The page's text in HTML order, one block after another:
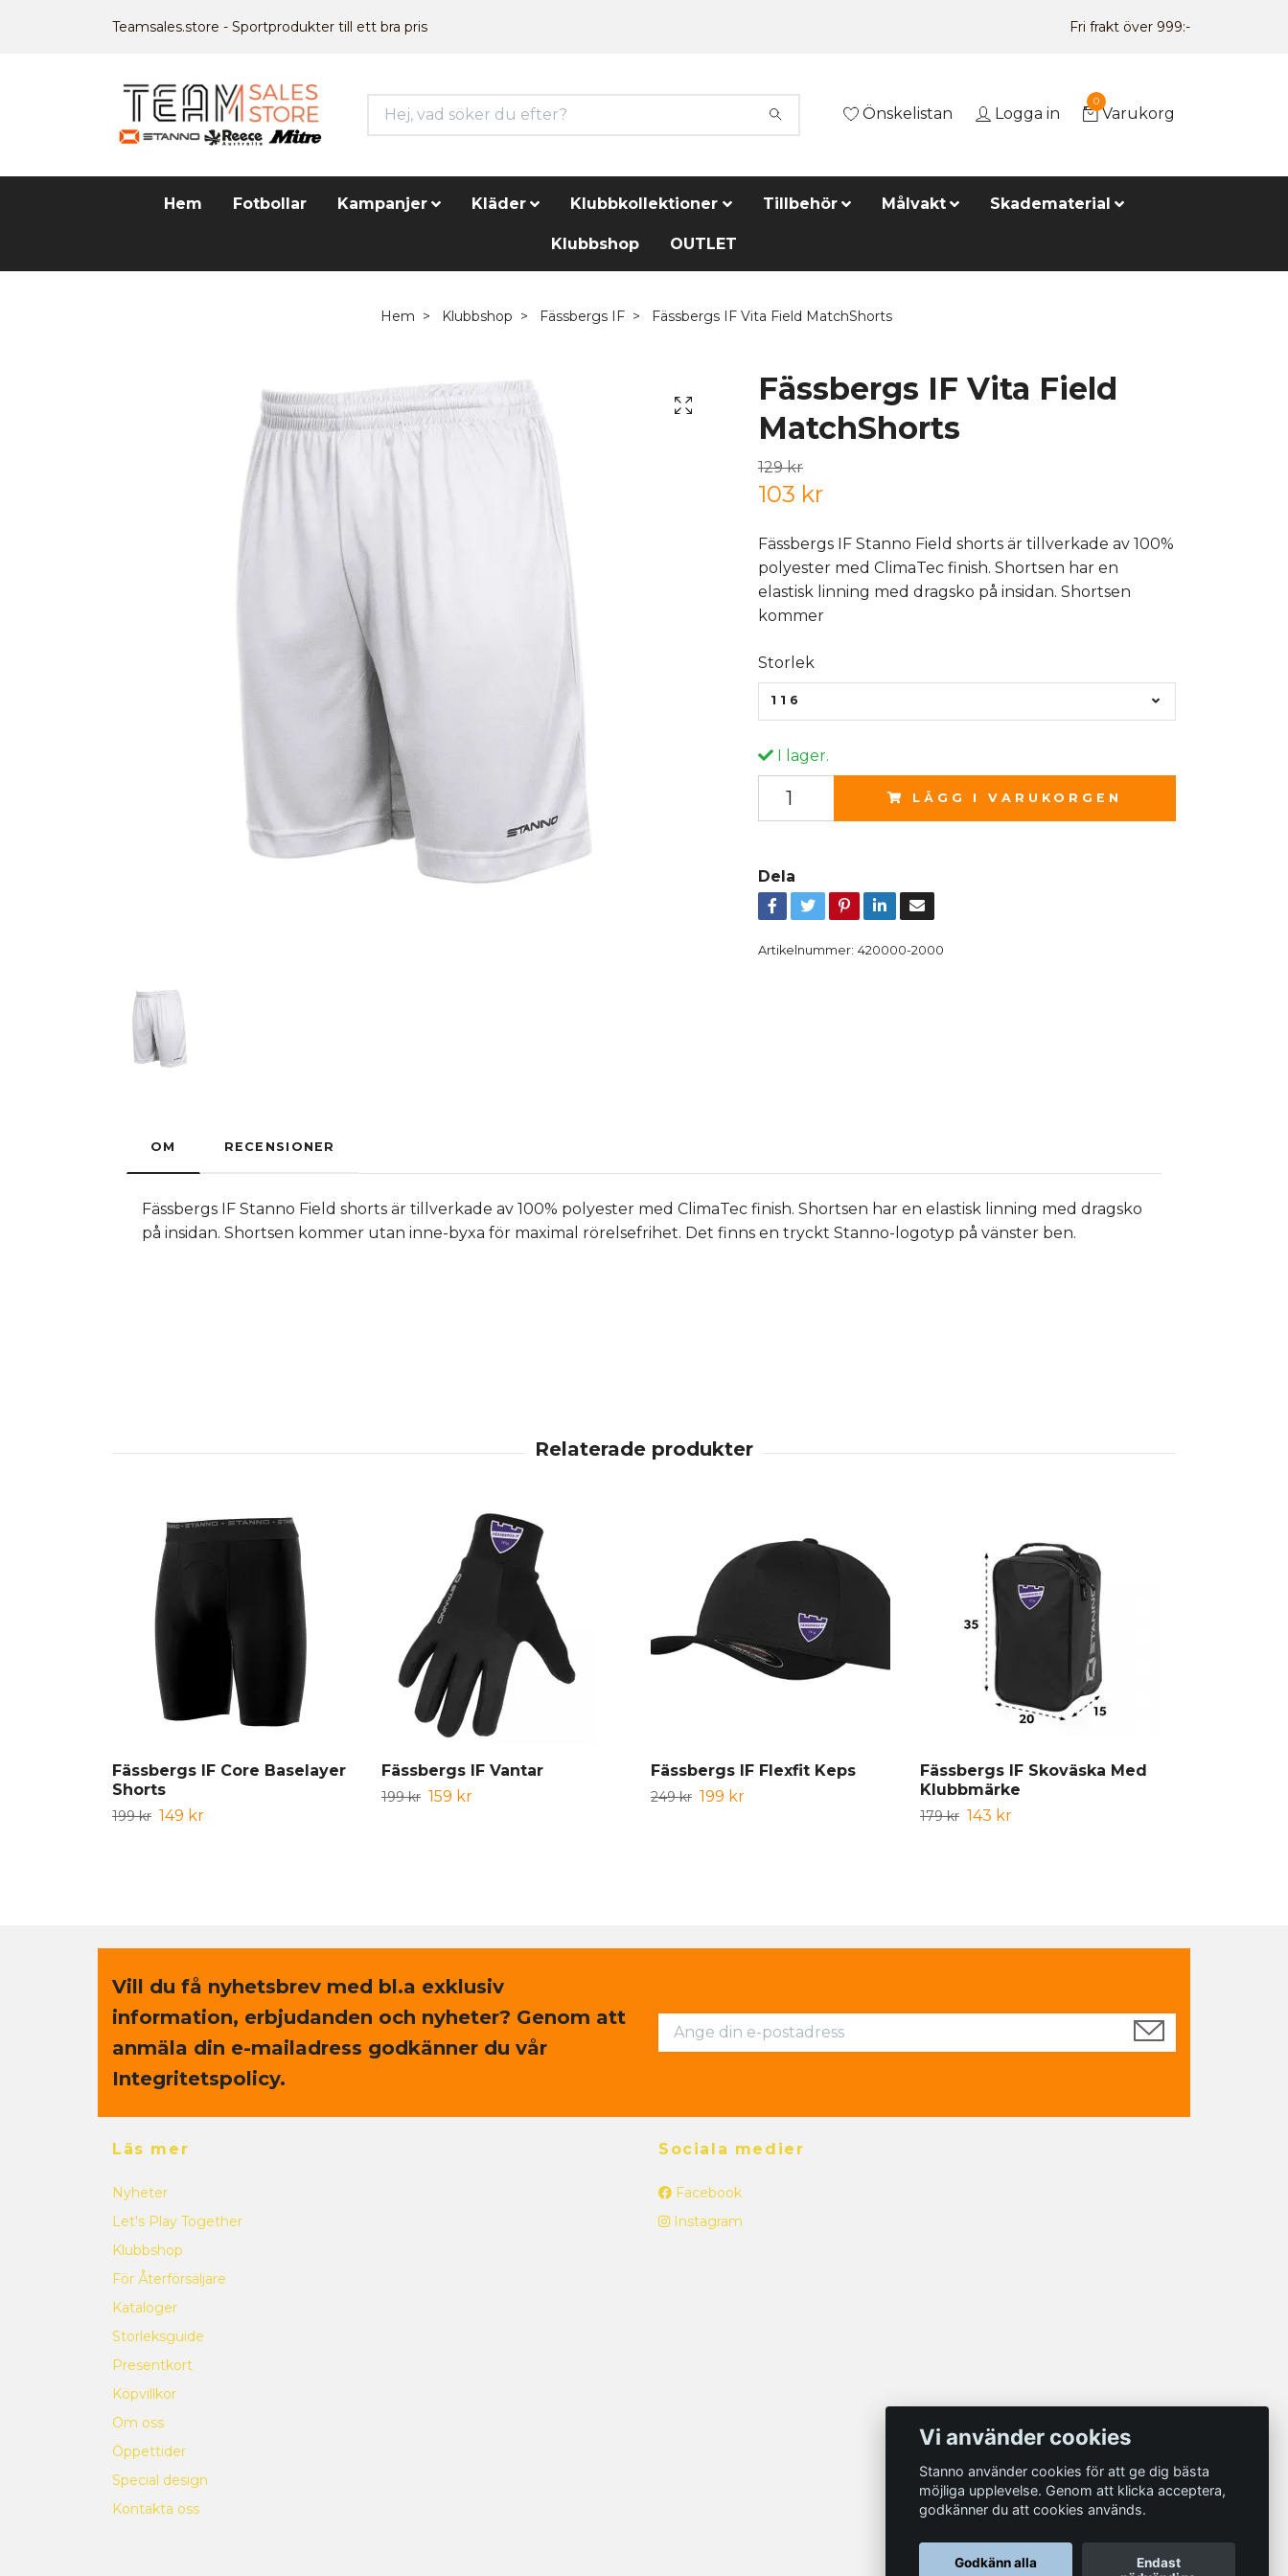
Teamsales.store - Sportprodukter till ett bra pris Fri frakt över 999:-
Önskelistan Logga in
0
Varukorg
Hem Fotbollar Kampanjer Kläder Klubbkollektioner Tillbehör Målvakt Skadematerial
Klubbshop OUTLET
Hem Klubbshop Fässbergs IF Fässbergs IF Vita Field MatchShorts
Fässbergs IF Vita Field
MatchShorts
129 kr
103 kr
Fässbergs IF Stanno Field shorts är tillverkade av 100%
polyester med ClimaTec finish. Shortsen har en
elastisk linning med dragsko på insidan. Shortsen
kommer
Storlek
116
I lager.
LÄGG I VARUKORGEN
Dela
Artikelnummer: 420000-2000
OM RECENSIONER
Fässbergs IF Stanno Field shorts är tillverkade av 100% polyester med ClimaTec finish. Shortsen har en elastisk linning med dragsko
på insidan. Shortsen kommer utan inne-byxa för maximal rörelsefrihet. Det finns en tryckt Stanno-logotyp på vänster ben.
Fässbergs IF Core Baselayer
Shorts
199 kr 149 kr
Fässbergs IF Vantar
199 kr 159 kr
Fässbergs IF Flexfit Keps
249 kr 199 kr
Fässbergs IF Skoväska Med
Klubbmärke
179 kr 143 kr
Vill du få nyhetsbrev med bl.a exklusiv
information, erbjudanden och nyheter? Genom att
anmäla din e-mailadress godkänner du vår
Integritetspolicy.
Läs mer
Nyheter
Let's Play Together
Klubbshop
För Återförsäljare
Kataloger
Storleksguide
Presentkort
Köpvillkor
Om oss
Öppettider
Special design
Kontakta oss
Sociala medier
Facebook
Instagram
Vi använder cookies
Stanno använder cookies för att ge dig bästa
möjliga upplevelse. Genom att klicka acceptera,
godkänner du att cookies används.
Godkänn alla
Endast